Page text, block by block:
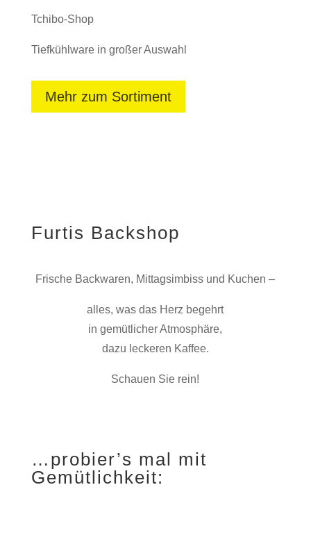
Tchibo-Shop
Tiefkühlware in großer Auswahl
Mehr zum Sortiment
Furtis Backshop
Frische Backwaren, Mittagsimbiss und Kuchen –
alles, was das Herz begehrt
in gemütlicher Atmosphäre,
dazu leckeren Kaffee.
Schauen Sie rein!
…probier’s mal mit
Gemütlichkeit: